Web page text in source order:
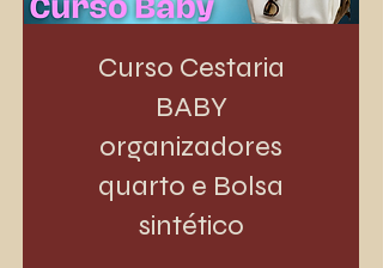
Curso Cestaria
BABY
organizadores
quarto e Bolsa
sintético